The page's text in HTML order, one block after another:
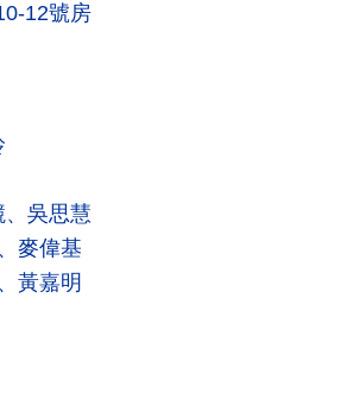
12號房
吳思慧
麥偉基
黃嘉明